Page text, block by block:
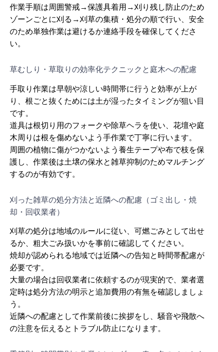
作業手順は周囲警戒→保護具着用→刈り残し防止のため
ゾーンごとに刈る→刈草の集積・処分の順で行い、安全
のため単独作業は避けるか連絡手段を確保してくださ
い。
草むしり・草取りの効率化テクニックと庭木への配慮
手取り作業は早朝や涼しい時間帯に行うと効率が上が
り、根ごと抜くためには土が湿ったタイミングが狙い目
です。
道具は根切り用のフォークや除草ヘラを使い、花壇や庭
木周りは根を傷めないよう手作業で丁寧に行います。
周囲の植物に傷がつかないよう養生テープや布で枝を保
護し、作業後は土壌の保水と雑草抑制のためマルチング
するのが有効です。
刈った雑草の処分方法と近隣への配慮（ゴミ出し・焼
却・回収業者）
刈草の処分は地域のルールに従い、可燃ごみとして出せ
るか、粗大ごみ扱いかを事前に確認してください。
焼却が認められる地域では近隣への告知と時間帯配慮が
必要です。
大量の場合は回収業者に依頼するのが現実的で、業者選
定時は処分方法の明示と追加費用の有無を確認しましょ
う。
近隣への配慮として作業前後に挨拶をし、騒音や飛散へ
の注意を伝えるとトラブル防止になります。